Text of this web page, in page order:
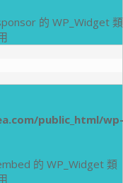
的 WP_Widget 類
public_html/wp-
的 WP_Widget 類